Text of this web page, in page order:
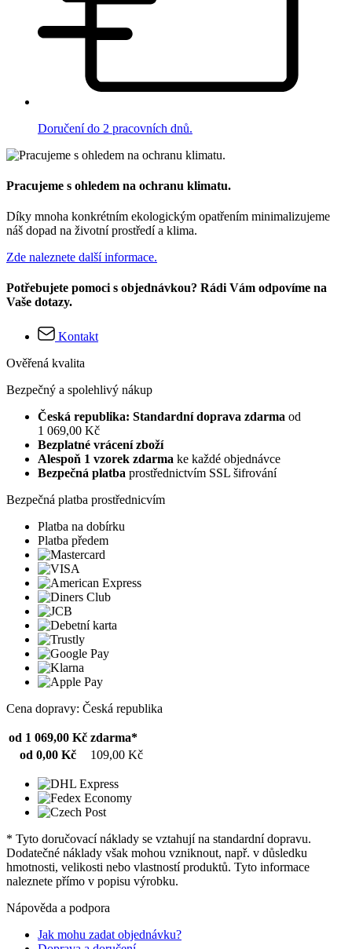
Doručení do 2 pracovních dnů.
Pracujeme s ohledem na ochranu klimatu.
Díky mnoha konkrétním ekologickým opatřením minimalizujeme
náš dopad na životní prostředí a klima.
Zde naleznete další informace.
Potřebujete pomoci s objednávkou? Rádi Vám odpovíme na
Vaše dotazy.
Kontakt
Ověřená kvalita
Bezpečný a spolehlivý nákup
Česká republika: Standardní doprava zdarma od
1 069,00 Kč
Bezplatné vrácení zboží
Alespoň 1 vzorek zdarma ke každé objednávce
Bezpečná platba prostřednictvím SSL šifrování
Bezpečná platba prostřednicvím
Platba na dobírku
Platba předem
Cena dopravy: Česká republika
od 1 069,00 Kč zdarma*
od 0,00 Kč
109,00 Kč
* Tyto doručovací náklady se vztahují na standardní dopravu.
Dodatečné náklady však mohou vzniknout, např. v důsledku
hmotnosti, velikosti nebo vlastností produktů. Tyto informace
naleznete přímo v popisu výrobku.
Nápověda a podpora
Jak mohu zadat objednávku?